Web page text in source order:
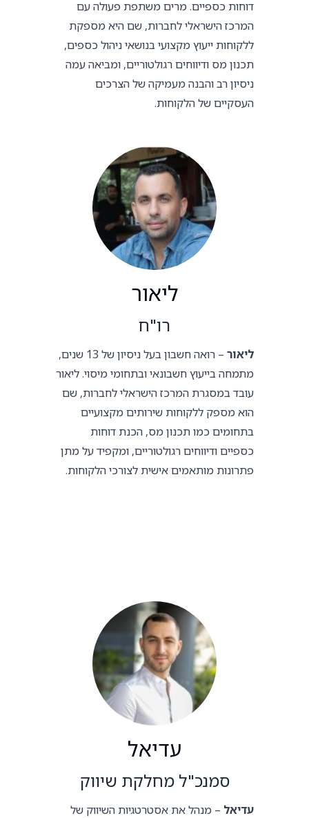
דוחות כספיים. מרים משתפת פעולה עם
המרכז הישראלי לחברות, שם היא מספקת
ללקוחות ייעוץ מקצועי בנושאי ניהול כספים,
תכנון מס ודיווחים רגולטוריים, ומביאה עמה
ניסיון רב והבנה מעמיקה של הצרכים
העסקיים של הלקוחות.
ליאור
רו"ח
ליאור
– רואה חשבון בעל ניסיון של 13 שנים,
מתמחה בייעוץ חשבונאי ובתחומי מיסוי. ליאור
עובד במסגרת המרכז הישראלי לחברות, שם
הוא מספק ללקוחות שירותים מקצועיים
בתחומים כמו תכנון מס, הכנת דוחות
כספיים ודיווחים רגולטוריים, ומקפיד על מתן
פתרונות מותאמים אישית לצורכי הלקוחות.
עדיאל
סמנכ"ל מחלקת שיווק
עדיאל – מנהל את אסטרטגיות השיווק של